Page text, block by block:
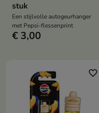
stuk
Een stijlvolle autogeurhanger
met Pepsi-flessenprint
€ 3,00
favorite_border